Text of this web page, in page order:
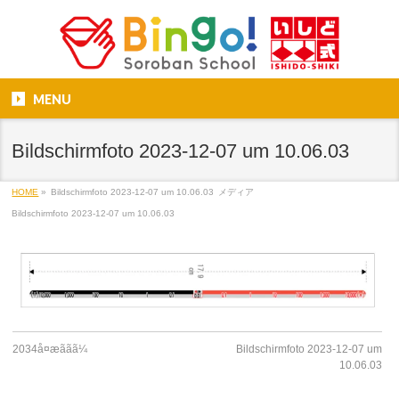
MENU
Bildschirmfoto 2023-12-07 um 10.06.03
HOME » Bildschirmfoto 2023-12-07 um 10.06.03 メディア
Bildschirmfoto 2023-12-07 um 10.06.03
2034å¤æããã¼
Bildschirmfoto 2023-12-07 um
10.06.03